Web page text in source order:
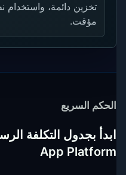
تخزين دائمة، واستخدام
مؤقت.
الحكم السريع
ابدأ بجدول التكلفة
App Platform